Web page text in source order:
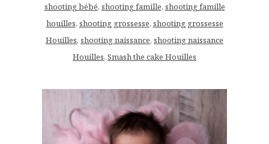
shooting bébé, shooting famille, shooting famille
houilles, shooting grossesse, shooting grossesse
Houilles, shooting naissance, shooting naissance
Houilles, Smash the cake Houilles